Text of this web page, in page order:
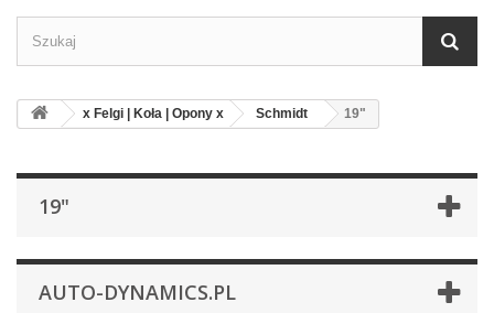
x Felgi | Koła | Opony x Schmidt 19"
19"
AUTO-DYNAMICS.PL